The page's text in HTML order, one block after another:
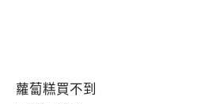
蘿蔔糕買不到